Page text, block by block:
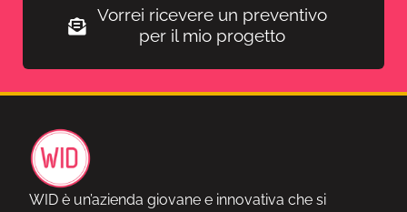
Vorrei ricevere un preventivo
per il mio progetto
WID è un’azienda giovane e innovativa che si